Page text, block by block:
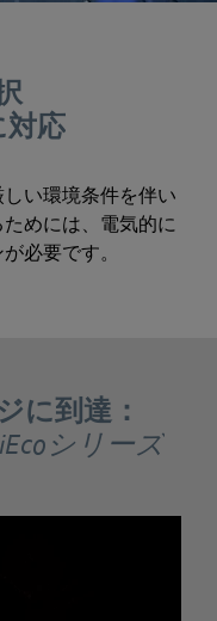
対応
い環境条件を伴い
めには、電気的に
必要です。
に到達：
シリーズ